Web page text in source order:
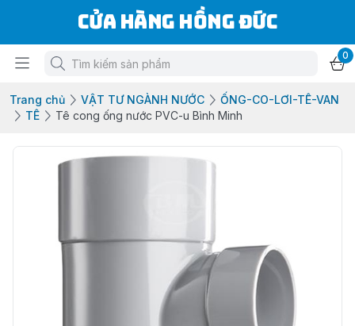
Cửa Hàng Hồng Đức
0
Trang chủ VẬT TƯ NGÀNH NƯỚC
ỐNG-CO-LƠI-TÊ-VAN
TÊ
Tê cong ống nước PVC-u Bình Minh